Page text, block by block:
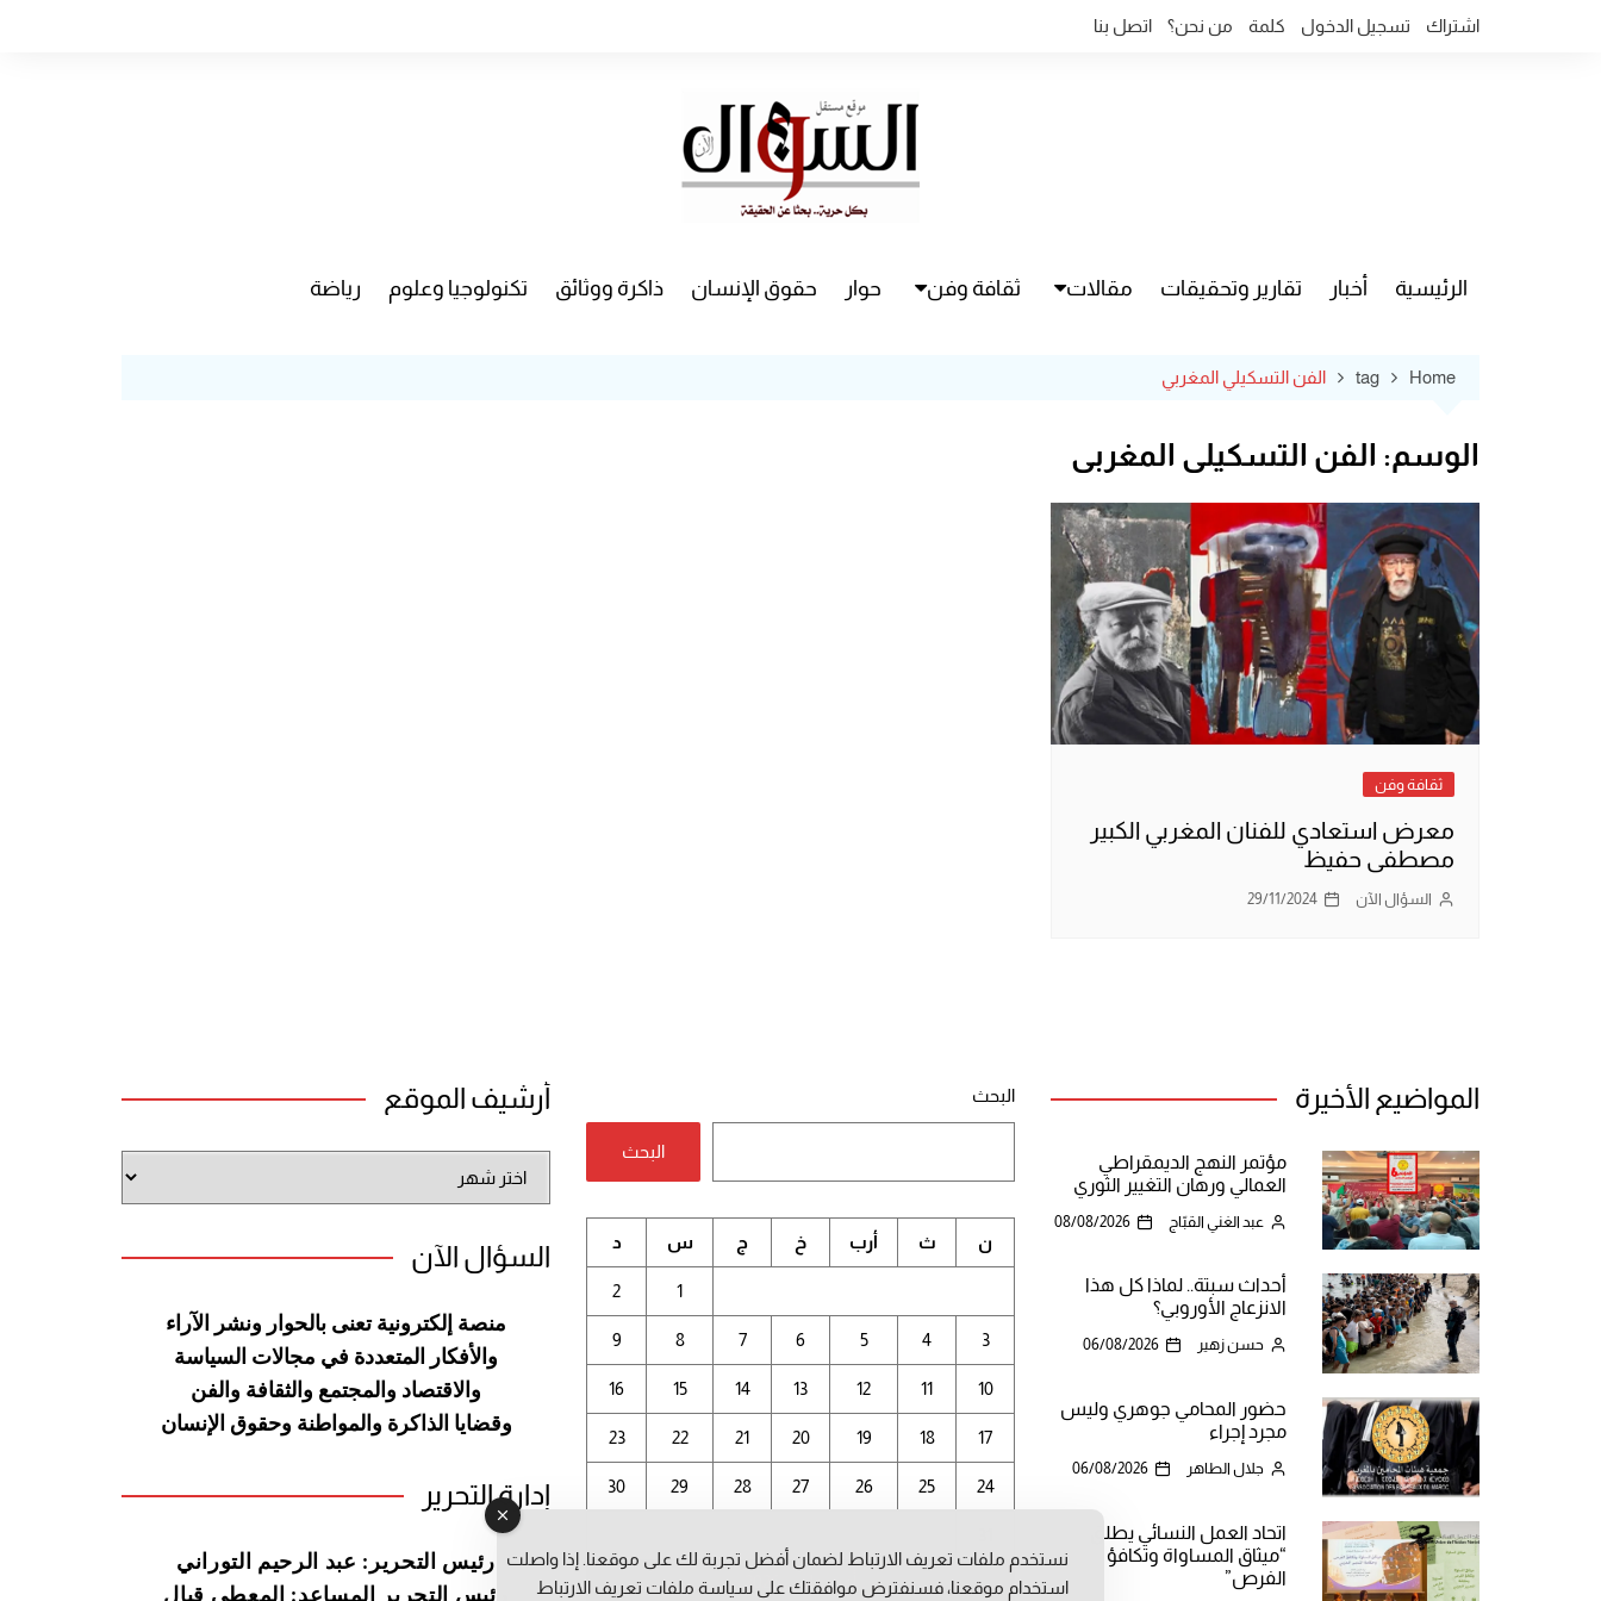
اشتراك تسجيل الدخول كلمة من نحن؟ اتصل بنا
الرئيسية أخبار تقارير وتحقيقات مقالات ثقافة وفن حوار حقوق الإنسان ذاكرة ووثائق تكنولوجيا وعلوم رياضة
Home
tag الفن التسكيلي المغربي
الوسم: الفن التسكيلي المغربي
ثقافة وفن
معرض استعادي للفنان المغربي الكبير
مصطفى حفيظ
السؤال الآن 29/11/2024
المواضيع الأخيرة
مؤتمر النهج الديمقراطي
العمالي ورهان التغيير الثوري
عبد الغني القبّاج 08/08/2026
أحداث سبتة.. لماذا كل هذا
الانزعاج الأوروبي؟
حسن زهير 06/08/2026
حضور المحامي جوهري وليس
مجرد إجراء
جلال الطاهر 06/08/2026
اتحاد العمل النسائي يطلق
“ميثاق المساواة وتكافؤ
الفرص”
البحث
البحث
أغسطس 2026
ن ث أرب خ ج س د
1
2
3
4
5
6
7
8
9
10
11
12
13
14
15
16
17
18
19
20
21
22
23
24
25
26
27
28
29
30
أرشيف الموقع
الموقع
السؤال الآن
منصة إلكترونية تعنى بالحوار ونشر
الآراء
والأفكار المتعددة في مجالات السياسة
والاقتصاد والمجتمع والثقافة والفن
وقضايا الذاكرة والمواطنة وحقوق الإنسان
إدارة التحرير
رئيس التحرير: عبد الرحيم التوراني
رئيس التحرير المساعد: المعطي قبال
نستخدم ملفات تعريف الارتباط لضمان أفضل تجربة لك على موقعنا. إذا واصلت
استخدام موقعنا، فسنفترض موافقتك على سياسة ملفات تعريف الارتباط